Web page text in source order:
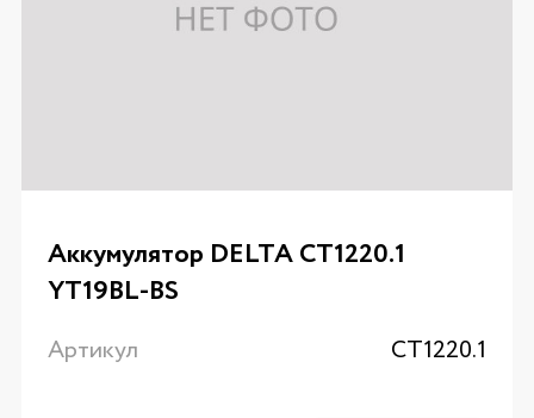
Аккумулятор DELTA CT1220.1
YT19BL-BS
Артикул CT1220.1